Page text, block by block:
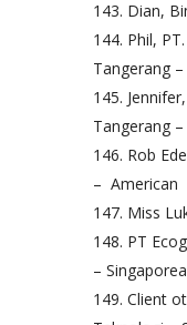
Dian,
Phil,
Tangerang
Tangerang
Rob
– American
Miss
PT
–
Client